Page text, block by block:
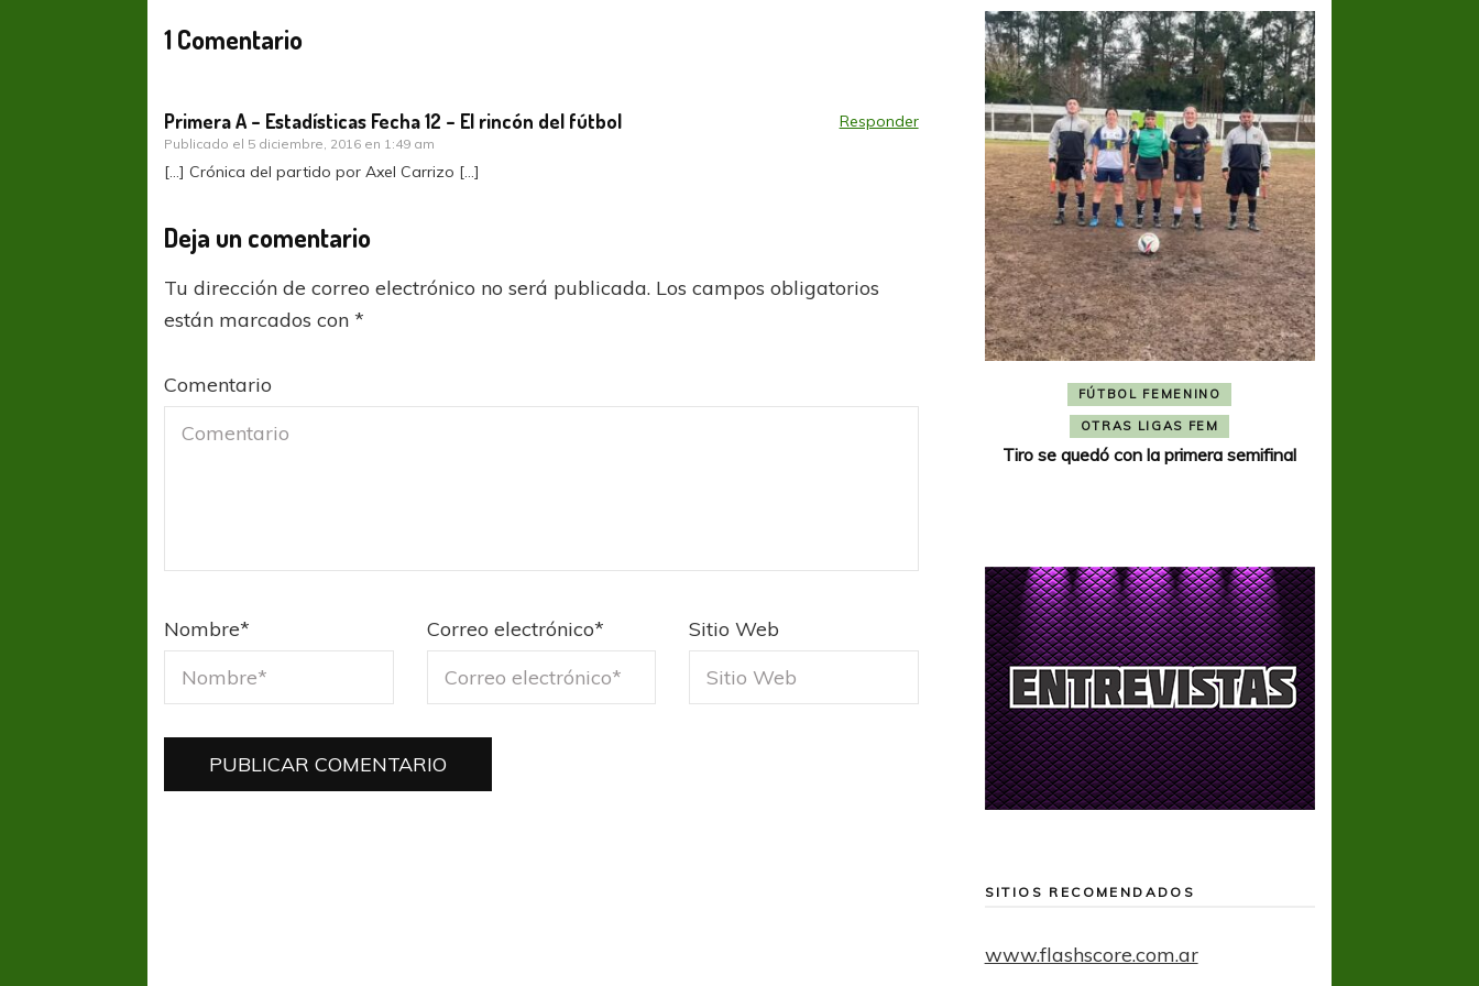
1 Comentario
Primera A – Estadísticas Fecha 12 – El rincón del fútbol
Publicado el 5 diciembre, 2016 en 1:49 am
Responder
[…] Crónica del partido por Axel Carrizo […]
Deja un comentario
Tu dirección de correo electrónico no será publicada. Los campos obligatorios
están marcados con*
Comentario
Nombre* Correo electrónico* Sitio Web
FÚTBOL FEMENINO
REGIONAL AMATEUR
FÚTBOL FEMENINO
OTRAS LIGAS FEM
Tiro se quedó con la primera semifinal
SITIOS RECOMENDADOS
www.flashscore.com.ar